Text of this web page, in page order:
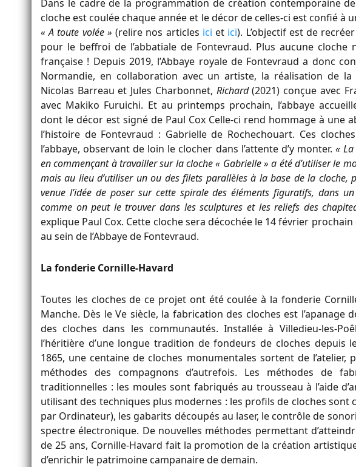
Dans le cadre de la programmation de création contemporaine
cloche est coulée chaque année et le décor de celles-ci est confié à
« A toute volée » (relire nos articles ici et ici). L’objectif est de
pour le beffroi de l’abbatiale de Fontevraud. Plus aucune cloche
française ! Depuis 2019, l’Abbaye royale de Fontevraud a donc
Normandie, en collaboration avec un artiste, la réalisation de
Nicolas Barreau et Jules Charbonnet, Richard(2021) conçue avec
avec Makiko Furuichi. Et au printemps prochain, l’abbaye
dont le décor est signé de Paul Cox Celle-ci rend hommage à une
l’histoire de Fontevraud : Gabrielle de Rochechouart. Ces
l’abbaye, observant de loin le clocher dans l’attente d’y monter. « La
en commençant à travailler sur la cloche « Gabrielle » a été d’utiliser le
mais au lieu d’utiliser un ou des filets parallèles à la base de la cloche,
venue l’idée de poser sur cette spirale des éléments figuratifs, dans
comme on peut le trouver dans les sculptures et les reliefs des
explique Paul Cox. Cette cloche sera décochée le 14 février
au sein de l’Abbaye de Fontevraud.
La fonderie Cornille-Havard
Toutes les cloches de ce projet ont été coulée à la fonderie
Manche. Dès le Ve siècle, la fabrication des cloches est
des cloches dans les communautés. Installée à Villedieu-les-
l’héritière d’une longue tradition de fondeurs de cloches depuis
1865, une centaine de cloches monumentales sortent de
méthodes des compagnons d’autrefois. Les méthodes de
traditionnelles : les moules sont fabriqués au trousseau à l’aide
utilisant des techniques plus modernes : les profils de cloches sont
par Ordinateur), les gabarits découpés au laser, le contrôle de
spectre électronique. De nouvelles méthodes permettant
de 25 ans, Cornille-Havard fait la promotion de la création
d’enrichir le patrimoine campanaire de demain.